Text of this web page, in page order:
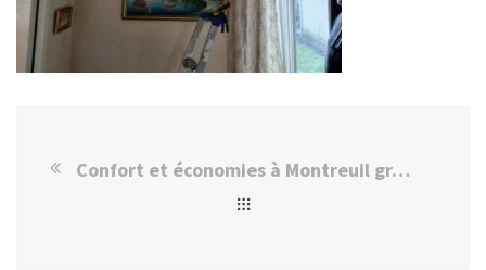
Confort et économies à Montreuil grâce à une pompe à chaleur